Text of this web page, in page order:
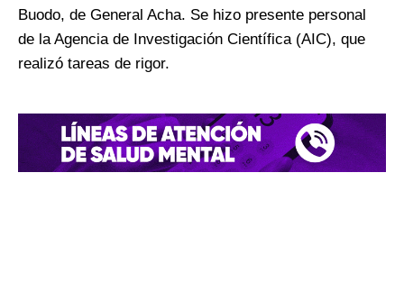
Buodo, de General Acha. Se hizo presente personal
de la Agencia de Investigación Científica (AIC), que
realizó tareas de rigor.